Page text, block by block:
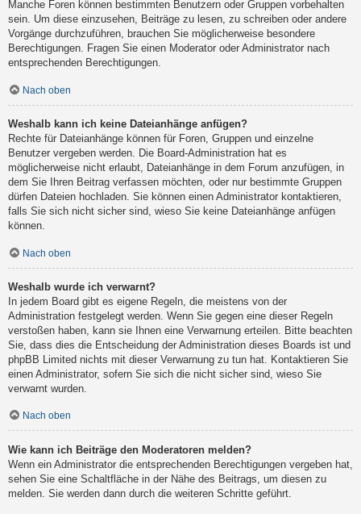
Manche Foren können bestimmten Benutzern oder Gruppen vorbehalten
sein. Um diese einzusehen, Beiträge zu lesen, zu schreiben oder andere
Vorgänge durchzuführen, brauchen Sie möglicherweise besondere
Berechtigungen. Fragen Sie einen Moderator oder Administrator nach
entsprechenden Berechtigungen.
Nach oben
Weshalb kann ich keine Dateianhänge anfügen?
Rechte für Dateianhänge können für Foren, Gruppen und einzelne
Benutzer vergeben werden. Die Board-Administration hat es
möglicherweise nicht erlaubt, Dateianhänge in dem Forum anzufügen, in
dem Sie Ihren Beitrag verfassen möchten, oder nur bestimmte Gruppen
dürfen Dateien hochladen. Sie können einen Administrator kontaktieren,
falls Sie sich nicht sicher sind, wieso Sie keine Dateianhänge anfügen
können.
Nach oben
Weshalb wurde ich verwarnt?
In jedem Board gibt es eigene Regeln, die meistens von der
Administration festgelegt werden. Wenn Sie gegen eine dieser Regeln
verstoßen haben, kann sie Ihnen eine Verwarnung erteilen. Bitte beachten
Sie, dass dies die Entscheidung der Administration dieses Boards ist und
phpBB Limited nichts mit dieser Verwarnung zu tun hat. Kontaktieren Sie
einen Administrator, sofern Sie sich die nicht sicher sind, wieso Sie
verwarnt wurden.
Nach oben
Wie kann ich Beiträge den Moderatoren melden?
Wenn ein Administrator die entsprechenden Berechtigungen vergeben hat,
sehen Sie eine Schaltfläche in der Nähe des Beitrags, um diesen zu
melden. Sie werden dann durch die weiteren Schritte geführt.